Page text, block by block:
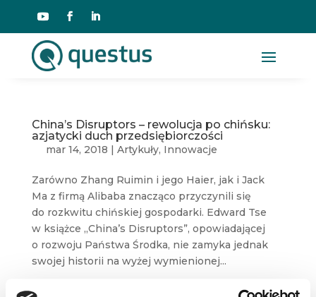
China’s Disruptors – rewolucja po chińsku:
azjatycki duch przedsiębiorczości
mar 14, 2018 | Artykuły, Innowacje
Zarówno Zhang Ruimin i jego Haier, jak i Jack
Ma z firmą Alibaba znacząco przyczynili się
do rozkwitu chińskiej gospodarki. Edward Tse
w książce „China’s Disruptors”, opowiadającej
o rozwoju Państwa Środka, nie zamyka jednak
swojej historii na wyżej wymienionej...